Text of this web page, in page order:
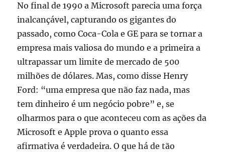
No final de 1990 a Microsoft parecia uma força
inalcançável, capturando os gigantes do
passado, como Coca-Cola e GE para se tornar a
empresa mais valiosa do mundo e a primeira a
ultrapassar um limite de mercado de 500
milhões de dólares. Mas, como disse Henry
Ford: “uma empresa que não faz nada, mas
tem dinheiro é um negócio pobre” e, se
olharmos para o que aconteceu com as ações da
Microsoft e Apple prova o quanto essa
afirmativa é verdadeira. O que há de tão